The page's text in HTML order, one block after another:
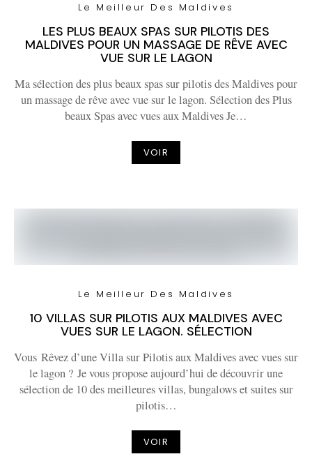
Le Meilleur Des Maldives
LES PLUS BEAUX SPAS SUR PILOTIS DES
MALDIVES POUR UN MASSAGE DE RÊVE AVEC
VUE SUR LE LAGON
Ma sélection des plus beaux spas sur pilotis des Maldives pour
un massage de rêve avec vue sur le lagon. Sélection des Plus
beaux Spas avec vues aux Maldives Je…
VOIR
Le Meilleur Des Maldives
10 VILLAS SUR PILOTIS AUX MALDIVES AVEC
VUES SUR LE LAGON. SÉLECTION
Vous Rêvez d’une Villa sur Pilotis aux Maldives avec vues sur
le lagon ? Je vous propose aujourd’hui de découvrir une
sélection de 10 des meilleures villas, bungalows et suites sur
pilotis…
VOIR